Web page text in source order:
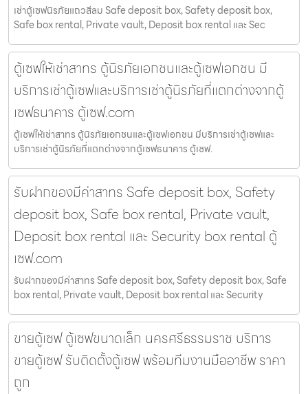
เช่าตู้เซฟนิรภัยแถวสีลม Safe deposit box, Safety deposit box,
Safe box rental, Private vault, Deposit box rental และ Sec
ตู้เซฟให้เช่าสาทร ตู้นิรภัยเอกชนและตู้เซฟเอกชน มี
บริการเช่าตู้เซฟและบริการเช่าตู้นิรภัยที่แตกต่างจากตู้
เซฟธนาคาร ตู้เซฟ.com
ตู้เซฟให้เช่าสาทร ตู้นิรภัยเอกชนและตู้เซฟเอกชน มีบริการเช่าตู้เซฟและ
บริการเช่าตู้นิรภัยที่แตกต่างจากตู้เซฟธนาคาร ตู้เซฟ.
รับฝากของมีค่าสาทร Safe deposit box, Safety
deposit box, Safe box rental, Private vault,
Deposit box rental และ Security box rental ตู้
เซฟ.com
รับฝากของมีค่าสาทร Safe deposit box, Safety deposit box, Safe
box rental, Private vault, Deposit box rental และ Security
ขายตู้เซฟ ตู้เซฟขนาดเล็ก นครศรีธรรมราช บริการ
ขายตู้เซฟ รับติดตั้งตู้เซฟ พร้อมทีมงานมืออาชีพ ราคา
ถูก